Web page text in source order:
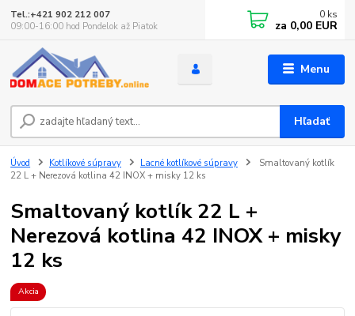
Menu
Hľadať
Tel.:+421 902 212 007
09:00-16:00 hod Pondelok až Piatok
0 ks
za 0,00 EUR
Úvod Kotlíkové súpravy Lacné kotlíkové súpravy
Smaltovaný kotlík
22 L + Nerezová kotlina 42 INOX + misky 12 ks
Smaltovaný kotlík 22 L +
Nerezová kotlina 42 INOX + misky
12 ks
Akcia